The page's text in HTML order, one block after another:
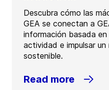
Descubra cómo las
GEA se conectan a
información basada
actividad e impulsar
sostenible.
Read more